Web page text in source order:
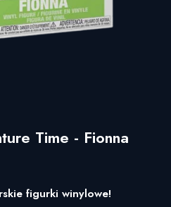
Time - Fionna
figurki winylowe!